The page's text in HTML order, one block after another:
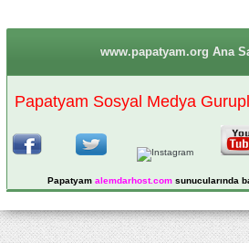
www.papatyam.org Ana
Papatyam Sosyal Medya
Papatyam alemdarhost.comsunucularında